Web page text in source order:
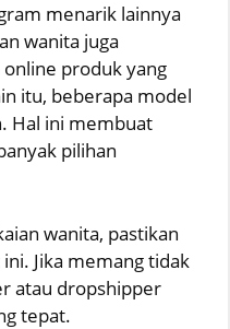
menarik lainnya
wanita juga
produk yang
itu, beberapa model
Hal ini membuat
pilihan
wanita, pastikan
Jika memang tidak
atau dropshipper
tepat.